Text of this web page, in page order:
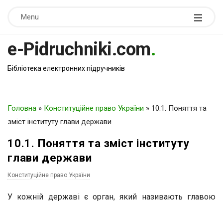
Menu
e-Pidruchniki.com.
Бібліотека електронних підручників
Головна » Конституційне право України » 10.1. Поняття та
зміст інституту глави держави
10.1. Поняття та зміст інституту
глави держави
Конституційне право України
У кожній державі є орган, який називають главою